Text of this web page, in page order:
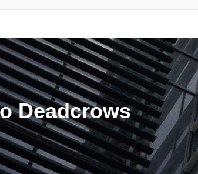
Deadcrows